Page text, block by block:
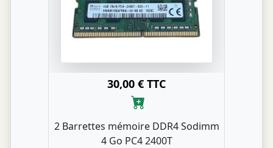
30,00 € TTC
2 Barrettes mémoire DDR4 Sodimm
4 Go PC4 2400T